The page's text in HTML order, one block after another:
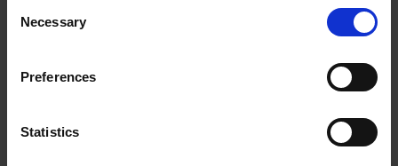
Selection
Necessary
Preferences
Statistics
Verwandte Produkte